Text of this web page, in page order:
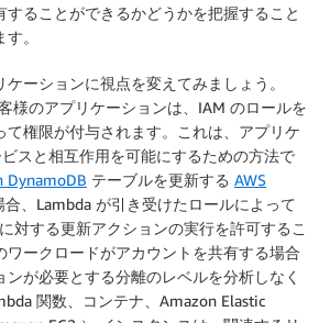
することができるかどうかを把握すること
。
ーションに視点を変えてみましょう。
様のアプリケーションは、IAM のロールを
て権限が付与されます。これは、アプリケ
スと相互作用を可能にするための方法で
DynamoDB テーブルを更新する AWS
合、Lambda が引き受けたロールによって
対する更新アクションの実行を許可するこ
ワークロードがアカウントを共有する場合
ンが必要とする分離のレベルを分析しなく
関数、コンテナ、Amazon Elastic